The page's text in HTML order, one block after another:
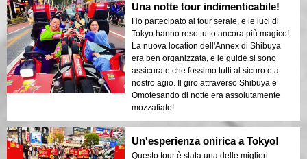
Una notte tour indimenticabile!
Ho partecipato al tour serale, e le luci di
Tokyo hanno reso tutto ancora più magico!
La nuova location dell'Annex di Shibuya
era ben organizzata, e le guide si sono
assicurate che fossimo tutti al sicuro e a
nostro agio. Il giro attraverso Shibuya e
Omotesando di notte era assolutamente
mozzafiato!
Un'esperienza onirica a Tokyo!
Questo tour è stata una delle migliori